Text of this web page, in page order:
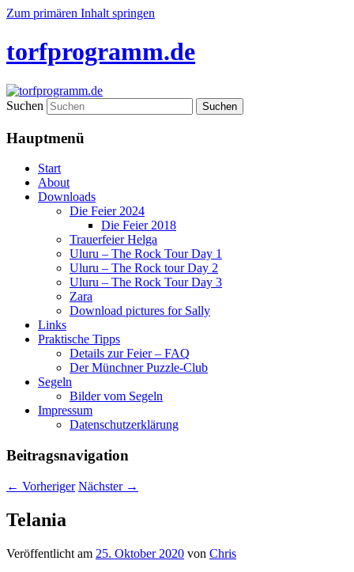
Zum primären Inhalt springen
torfprogramm.de
Suchen
Hauptmenü
Start
About
Downloads
Die Feier 2024
Die Feier 2018
Trauerfeier Helga
Uluru – The Rock Tour Day 1
Uluru – The Rock tour Day 2
Uluru – The Rock Tour Day 3
Zara
Download pictures for Sally
Links
Praktische Tipps
Details zur Feier – FAQ
Der Münchner Puzzle-Club
Segeln
Bilder vom Segeln
Impressum
Datenschutz­erklärung
Beitragsnavigation
← Vorheriger Nächster →
Telania
Veröffentlicht am 25. Oktober 2020 von Chris